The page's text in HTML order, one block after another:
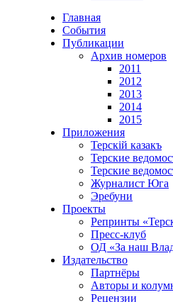
Главная
События
Публикации
Архив номеров
2011
2012
2013
2014
2015
Приложения
Терскiй казакъ
Терские
Терские
Журналист Юга
Эребуни
Проекты
Репринты
Пресс-клуб
ОД «За наш
Издательство
Партнёры
Авторы и
Рецензии